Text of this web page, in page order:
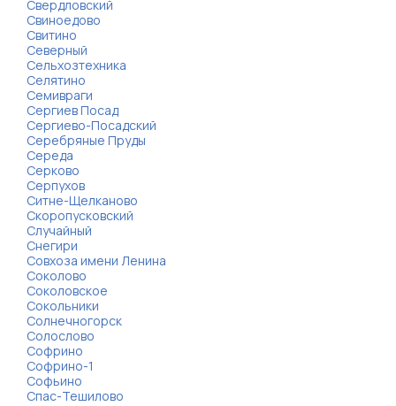
Свердловский
Свиноедово
Свитино
Северный
Сельхозтехника
Селятино
Семивраги
Сергиев Посад
Сергиево-Посадский
Серебряные Пруды
Середа
Серково
Серпухов
Ситне-Щелканово
Скоропусковский
Случайный
Снегири
Совхоза имени Ленина
Соколово
Соколовское
Сокольники
Солнечногорск
Солослово
Софрино
Софрино-1
Софьино
Спас-Тешилово